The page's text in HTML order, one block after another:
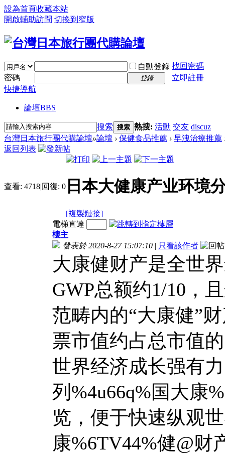
設為首頁收藏本站
開啟輔助訪問 切換到窄版
自動登錄 找回密碼
密碼
登錄
立即註冊
快捷導航
論壇BBS
搜索 搜索 熱搜: 活動 交友 discuz
台灣日本旅行團代購論壇»論壇 › 保健食品推薦 › 早洩治療推薦
返回列表
查看: 4718|回復: 0 日本大健康产业环境
[複製鏈接]
電梯直達
樓主
發表於 2020-8-27 15:07:10 | 只看該作者
大康健财产是全世
GWP总额约1/10，
范畴内的“大康健”
票市值约占总市值
世界经济成长强有
列%4u66q%国大康
览，便于快速纵观
康%6TV44%健@